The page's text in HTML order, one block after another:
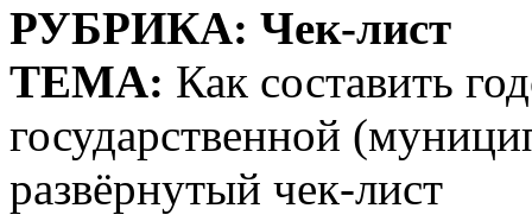
РУБРИКА: Чек-лист
ТЕМА: Как составить
государственной
развёрнутый чек‑лист